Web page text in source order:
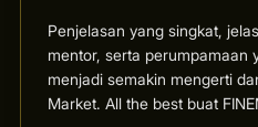
Penjelasan yang singkat,
mentor, serta perumpamaan
menjadi semakin mengerti
Market. All the best buat